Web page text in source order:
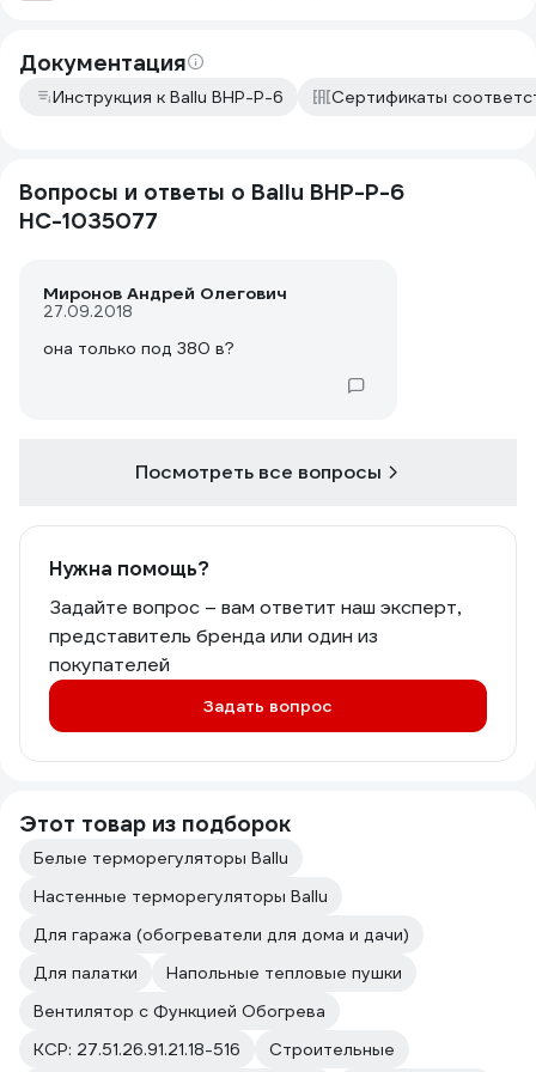
Документация
Инструкция к Ballu BHP-P-6 Сертификаты
Вопросы и ответы о Ballu BHP-P-6
НС-1035077
Миронов Андрей Олегович
27.09.2018
она только под 380 в?
Посмотреть все вопросы
Нужна помощь?
Задайте вопрос – вам ответит наш эксперт,
представитель бренда или один из
покупателей
Задать вопрос
Этот товар из подборок
Белые терморегуляторы Ballu
Настенные терморегуляторы Ballu
Для гаража (обогреватели для дома и дачи)
Для палатки
Напольные тепловые пушки
Вентилятор с Функцией Обогрева
КСР: 27.51.26.91.21.18-516
Строительные